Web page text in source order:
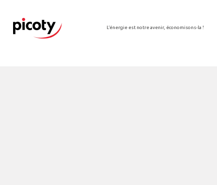
L’énergie est notre avenir, économisons-la !